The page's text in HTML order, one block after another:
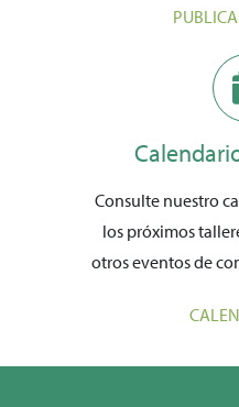
Consulte nuestro
los próximos
otros eventos de